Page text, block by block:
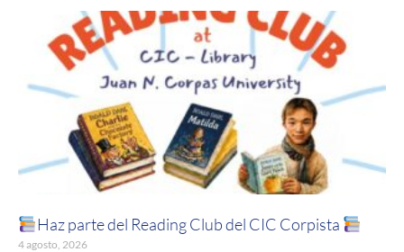
Haz parte del Reading Club del CIC Corpista
4 agosto, 2026